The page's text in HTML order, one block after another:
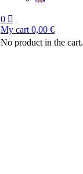
0
My cart 0,00 €
No product in the cart.